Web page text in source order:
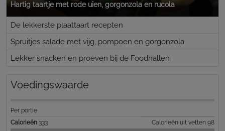
Hartig taartje met rode uien, gorgonzola en rucola
De lekkerste plaattaart recepten
Spruitjes salade met vijg, pompoen en gorgonzola
Lekker snacken en proeven bij de Foodhallen
Voedingswaarde
Per portie
Calorieën 333
Calorieën uit vetten 98